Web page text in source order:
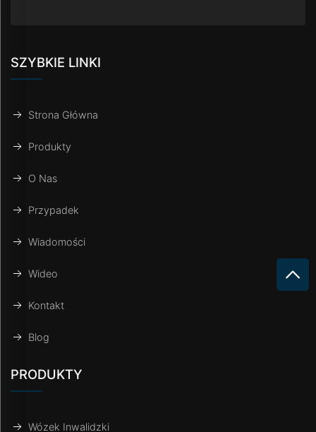
SZYBKIE LINKI
Strona Główna
Produkty
O Nas
Przypadek
Wiadomości
Wideo
Kontakt
Blog
PRODUKTY
Wózek Inwalidzki